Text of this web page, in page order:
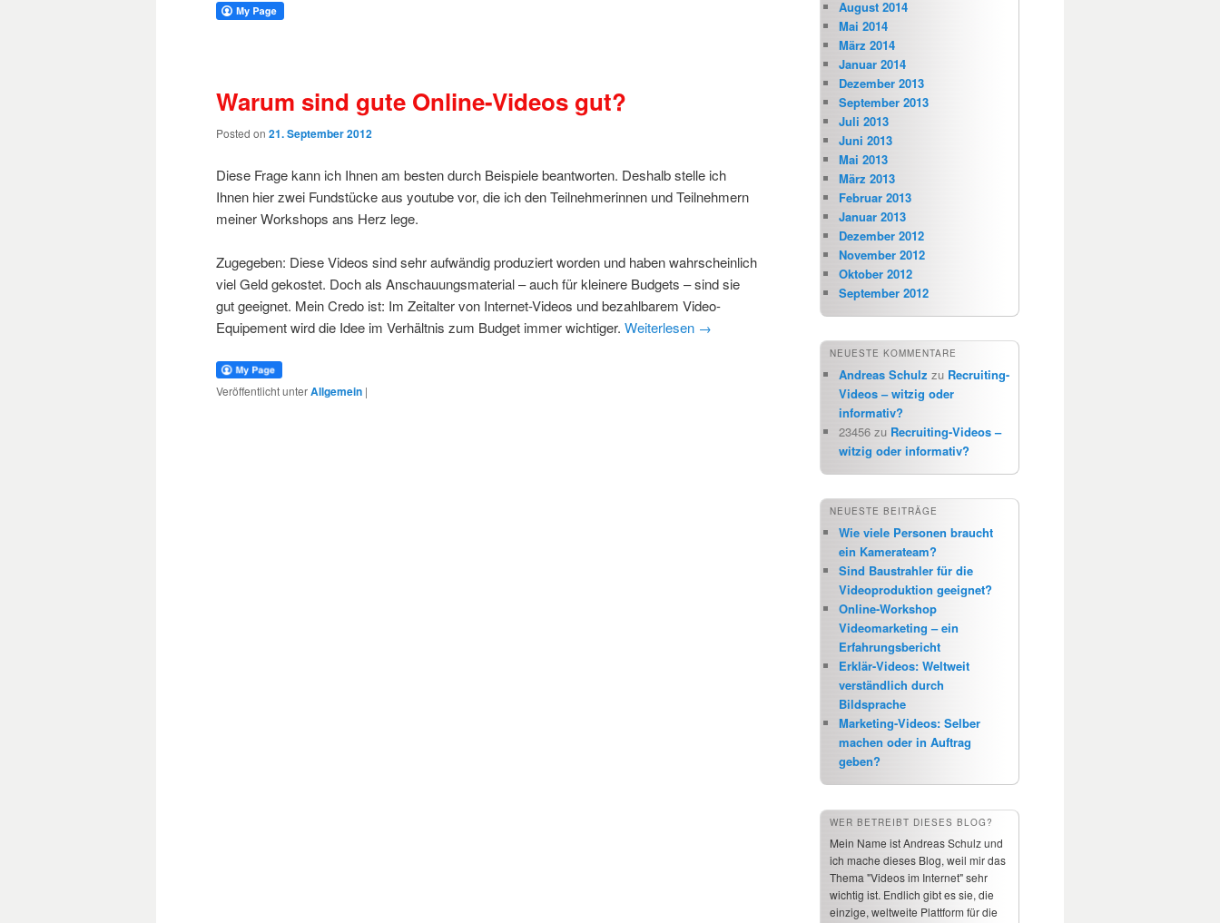
Warum sind gute Online-Videos gut?
Posted on 21. September 2012
Diese Frage kann ich Ihnen am besten durch Beispiele beantworten. Deshalb stelle ich
Ihnen hier zwei Fundstücke aus youtube vor, die ich den Teilnehmerinnen und Teilnehmern
meiner Workshops ans Herz lege.
Zugegeben: Diese Videos sind sehr aufwändig produziert worden und haben wahrscheinlich
viel Geld gekostet. Doch als Anschauungsmaterial – auch für kleinere Budgets – sind sie
gut geeignet. Mein Credo ist: Im Zeitalter von Internet-Videos und bezahlbarem Video-
Equipement wird die Idee im Verhältnis zum Budget immer wichtiger. Weiterlesen →
Veröffentlicht unterAllgemein |
August 2014
Mai 2014
März 2014
Januar 2014
Dezember 2013
September 2013
Juli 2013
Juni 2013
Mai 2013
März 2013
Februar 2013
Januar 2013
Dezember 2012
November 2012
Oktober 2012
September 2012
NEUESTE KOMMENTARE
Andreas Schulz zu Recruiting-
Videos – witzig oder
informativ?
23456 zu Recruiting-Videos –
witzig oder informativ?
NEUESTE BEITRÄGE
Wie viele Personen braucht
ein Kamerateam?
Sind Baustrahler für die
Videoproduktion geeignet?
Online-Workshop
Videomarketing – ein
Erfahrungsbericht
Erklär-Videos: Weltweit
verständlich durch
Bildsprache
Marketing-Videos: Selber
machen oder in Auftrag
geben?
WER BETREIBT DIESES BLOG?
Mein Name ist Andreas Schulz und
ich mache dieses Blog, weil mir das
Thema "Videos im Internet" sehr
wichtig ist. Endlich gibt es sie, die
einzige, weltweite Plattform für die